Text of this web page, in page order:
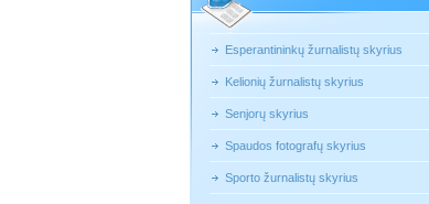
Esperantininkų žurnalistų skyrius
Kelionių žurnalistų skyrius
Senjorų skyrius
Spaudos fotografų skyrius
Sporto žurnalistų skyrius